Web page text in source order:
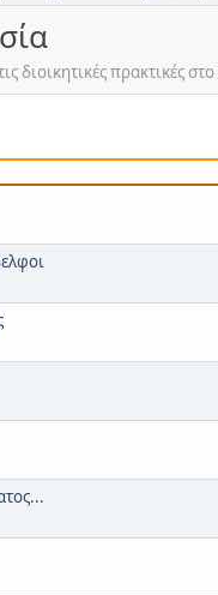
πρακτικές